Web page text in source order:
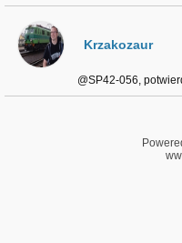
Krzakozaur
@SP42-056,